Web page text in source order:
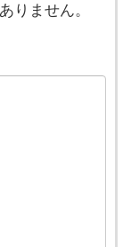
りません。